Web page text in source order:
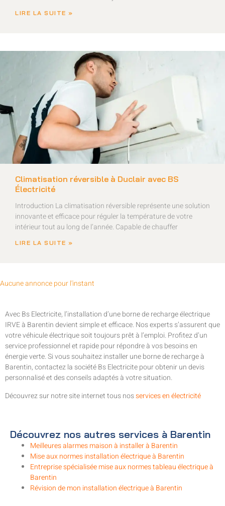
LIRE LA SUITE »
Climatisation réversible à Duclair avec BS
Électricité
Introduction La climatisation réversible représente une solution
innovante et efficace pour réguler la température de votre
intérieur tout au long de l’année. Capable de chauffer
LIRE LA SUITE »
Aucune annonce pour l'instant
Avec Bs Electricite, l’installation d’une borne de recharge électrique
IRVE à Barentin devient simple et efficace. Nos experts s’assurent que
votre véhicule électrique soit toujours prêt à l’emploi. Profitez d’un
service professionnel et rapide pour répondre à vos besoins en
énergie verte. Si vous souhaitez installer une borne de recharge à
Barentin, contactez la société Bs Electricite pour obtenir un devis
personnalisé et des conseils adaptés à votre situation.
Découvrez sur notre site internet tous nosservices en électricité
Découvrez nos autres services à Barentin
Meilleures alarmes maison à installer à Barentin
Mise aux normes installation électrique à Barentin
Entreprise spécialisée mise aux normes tableau électrique à
Barentin
Révision de mon installation électrique à Barentin